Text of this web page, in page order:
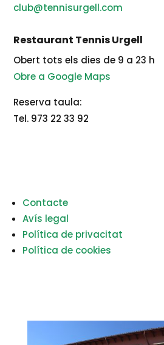
club@tennisurgell.com
Restaurant Tennis Urgell
Obert tots els dies de 9 a 23 h
Obre a Google Maps
Reserva taula:
Tel. 973 22 33 92
Contacte
Avís legal
Política de privacitat
Política de cookies